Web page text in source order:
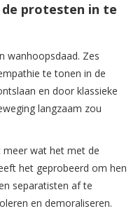
protesten in te
wanhoopsdaad. Zes
te tonen in de
en door klassieke
langzaam zou
meer wat het met de
het geprobeerd om hen
separatisten af te
en demoraliseren.